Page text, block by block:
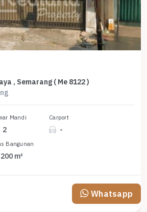
, Semarang ( Me 8122 )
Mandi
2
Carport
-
Bangunan
200 m²
Whatsapp